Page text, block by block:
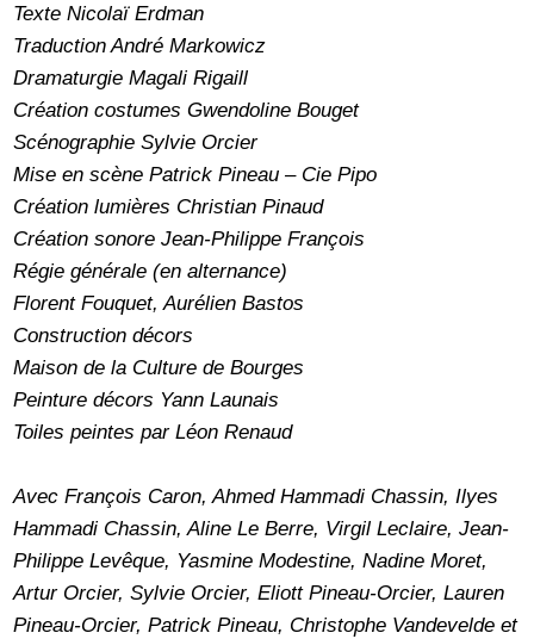
Texte Nicolaï Erdman
Traduction André Markowicz
Dramaturgie Magali Rigaill
Création costumes Gwendoline Bouget
Scénographie Sylvie Orcier
Mise en scène Patrick Pineau – Cie Pipo
Création lumières Christian Pinaud
Création sonore Jean-Philippe François
Régie générale (en alternance)
Florent Fouquet, Aurélien Bastos
Construction décors
Maison de la Culture de Bourges
Peinture décors Yann Launais
Toiles peintes par Léon Renaud
Avec François Caron, Ahmed Hammadi Chassin, Ilyes
Hammadi Chassin, Aline Le Berre, Virgil Leclaire, Jean-
Philippe Levêque, Yasmine Modestine, Nadine Moret,
Artur Orcier, Sylvie Orcier, Eliott Pineau-Orcier, Lauren
Pineau-Orcier, Patrick Pineau, Christophe Vandevelde et